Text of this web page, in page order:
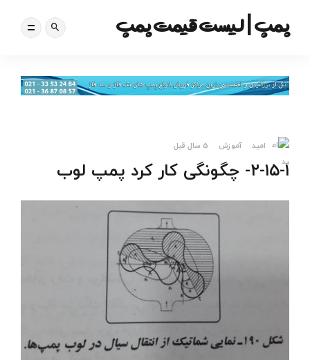
پمپ | لیست قیمت پمپ
امید آموزش 5 سال قبل
۲-۱۵-۱- چگونگی کار کرد پمپ لوب